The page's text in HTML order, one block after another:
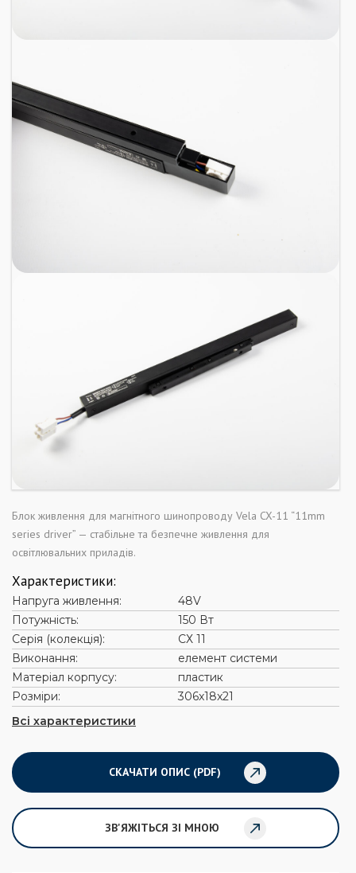
Блок живлення для магнітного шинопроводу Vela CX-11 “11mm
series driver” — стабільне та безпечне живлення для
освітлювальних приладів.
Характеристики:
Напруга живлення:
48V
Потужність:
150 Вт
Серія (колекція):
СХ 11
Виконання:
елемент системи
Матеріал корпусу:
пластик
Розміри:
306x18x21
Всі характеристики
СКАЧАТИ ОПИС (PDF)
ЗВ'ЯЖІТЬСЯ ЗІ МНОЮ